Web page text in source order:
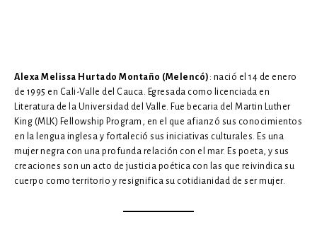
Alexa Melissa Hurtado Montaño (Melencó) : nació el 14 de enero
de 1995 en Cali-Valle del Cauca. Egresada como licenciada en
Literatura de la Universidad del Valle. Fue becaria del Martin Luther
King (MLK) Fellowship Program, en el que afianzó sus conocimientos
en la lengua inglesa y fortaleció sus iniciativas culturales. Es una
mujer negra con una profunda relación con el mar. Es poeta, y sus
creaciones son un acto de justicia poética con las que reivindica su
cuerpo como territorio y resignifica su cotidianidad de ser mujer.